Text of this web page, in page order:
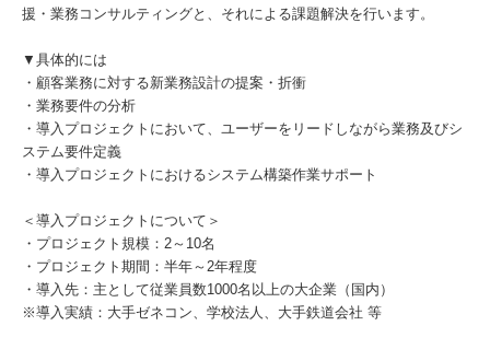
援・業務コンサルティングと、それによる課題解決を行います。
▼具体的には
・顧客業務に対する新業務設計の提案・折衝
・業務要件の分析
・導入プロジェクトにおいて、ユーザーをリードしながら業務及びシ
ステム要件定義
・導入プロジェクトにおけるシステム構築作業サポート
＜導入プロジェクトについて＞
・プロジェクト規模：2～10名
・プロジェクト期間：半年～2年程度
・導入先：主として従業員数1000名以上の大企業（国内）
※導入実績：大手ゼネコン、学校法人、大手鉄道会社 等